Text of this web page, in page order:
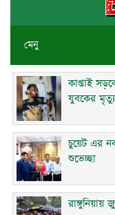
মেনু
কাপ্তাই
যুবকের মৃত্যু
চুয়েট এর
শুভেচ্ছা